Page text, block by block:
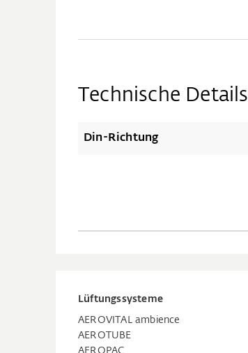
Technische Details
Din-Richtung
Lüftungssysteme
AEROVITAL ambience
AEROTUBE
AEROPAC